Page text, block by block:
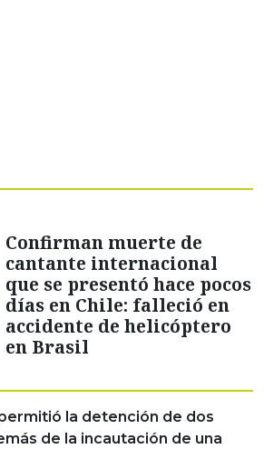
Confirman muerte de
cantante internacional
que se presentó hace pocos
días en Chile: falleció en
accidente de helicóptero
en Brasil
la detención de dos
de la incautación de una